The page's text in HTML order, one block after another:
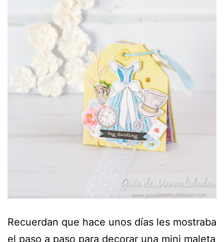
Recuerdan que hace unos días les mostraba
el paso a paso para decorar una mini maleta